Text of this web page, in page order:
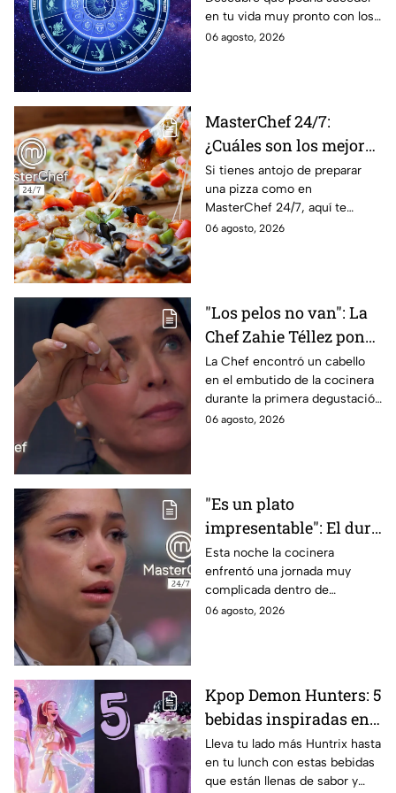
solteros más pronto de
lo que imaginan y
en tu vida muy pronto con los
horóscopos de Nana Calistar;
06 agosto, 2026
MasterChef 24/7:
¿Cuáles son los mejores
quesos para preparar
pizza en casa?
Si tienes antojo de preparar
una pizza como en
MasterChef 24/7, aquí te
contamos todo lo que debes
06 agosto, 2026
"Los pelos no van": La
Chef Zahie Téllez pone
en evidencia a Carmen
en la gala de mandiles
negros de MasterChef
24/7
La Chef encontró un cabello
en el embutido de la cocinera
durante la primera degustación
de la noche
06 agosto, 2026
"Es un plato
impresentable": El duro
regaño que hizo llorar a
Michelle dentro de
MasterChef 24/7
Esta noche la cocinera
enfrentó una jornada muy
complicada dentro de
MasterChef 24/7.
06 agosto, 2026
Kpop Demon Hunters: 5
bebidas inspiradas en
las guerreras Huntrix
para llevar a la escuela
Lleva tu lado más Huntrix hasta
en tu lunch con estas bebidas
que están llenas de sabor y